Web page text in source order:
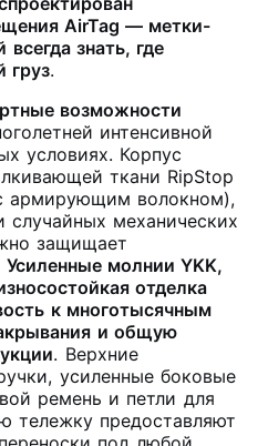
AirTag — метки-
знать, где
груз.
возможности
интенсивной
условиях. Корпус
ткани RipStop
армирующим волокном),
случайных механических
защищает
Усиленные молнии YKK,
отделка
к многотысячным
и общую
. Верхние
усиленные боковые
ремень и петли для
тележку предоставляют